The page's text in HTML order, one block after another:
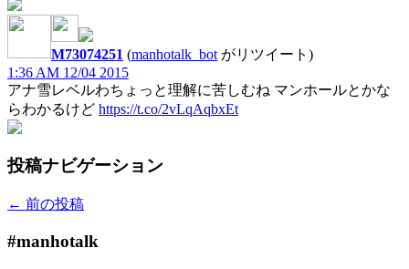
M73074251 (manhotalk_bot がリツイート)
1:36 AM 12/04 2015
アナ雪レベルわちょっと理解に苦しむね マンホールとかな
らわかるけど https://t.co/2vLqAqbxEt
投稿ナビゲーション
← 前の投稿
#manhotalk